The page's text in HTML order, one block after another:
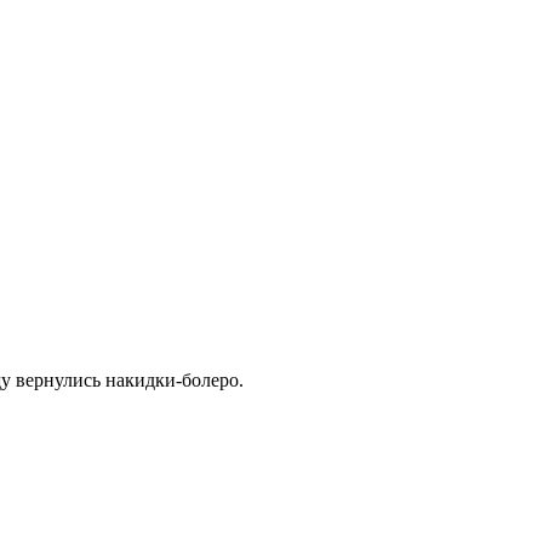
накидки-болеро.